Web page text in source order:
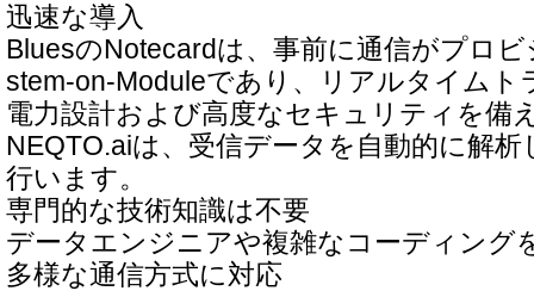
迅速な導入
BluesのNotecardは、事前に通信がプロ
stem-on-Moduleであり、リアルタイムト
電力設計および高度なセキュリティを備
NEQTO.aiは、受信データを自動的に解
行います。
専門的な技術知識は不要
データエンジニアや複雑なコーディング
多様な通信方式に対応